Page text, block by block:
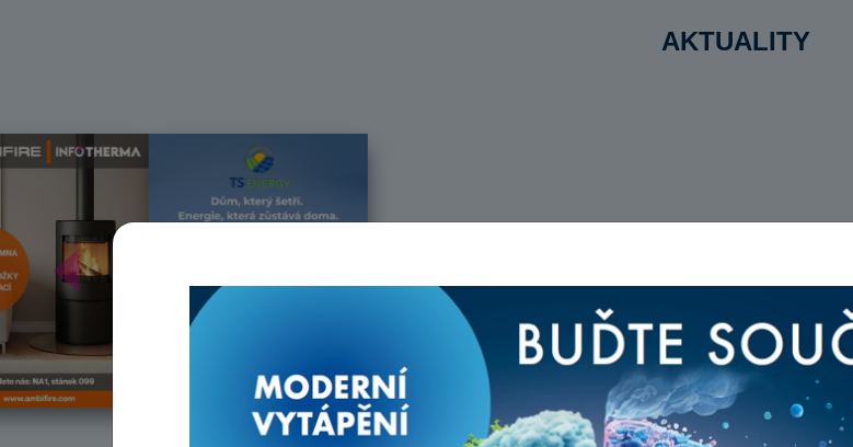
AKTUALITY
Předchozí